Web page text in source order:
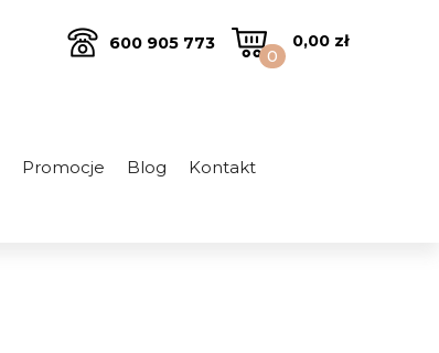
0
0,00 zł
600 905 773
Promocje Blog Kontakt